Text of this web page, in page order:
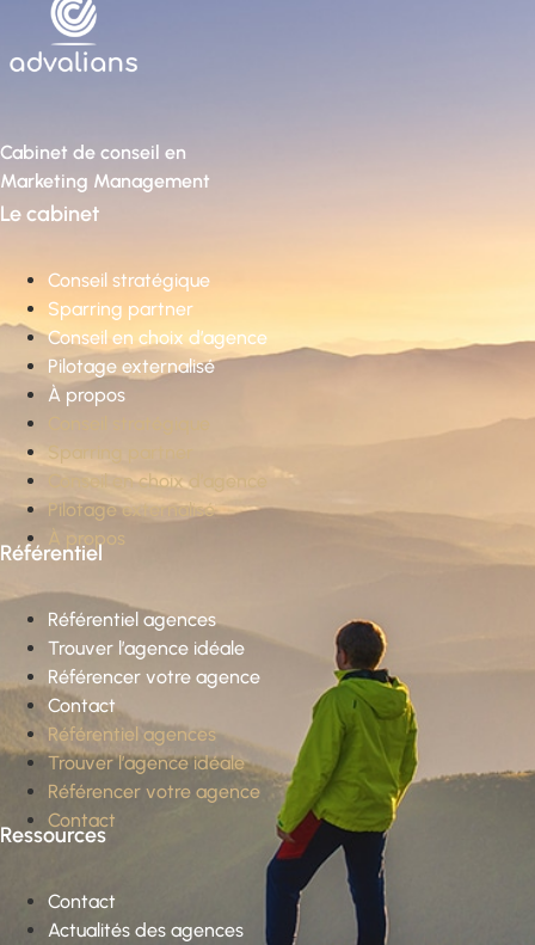
Cabinet de conseil en
Marketing Management
Le cabinet
Conseil stratégique
Sparring partner
Conseil en choix d’agence
Pilotage externalisé
À propos
Conseil stratégique
Sparring partner
Conseil en choix d’agence
Pilotage externalisé
À propos
Référentiel
Référentiel agences
Trouver l’agence idéale
Référencer votre agence
Contact
Référentiel agences
Trouver l’agence idéale
Référencer votre agence
Contact
Ressources
Contact
Actualités des agences